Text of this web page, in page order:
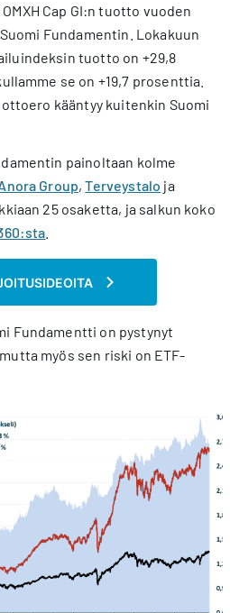
Cap GI:n tuotto vuoden
Fundamentin. Lokakuun
tuotto on +29,8
se on +19,7 prosenttia.
kääntyy kuitenkin Suomi
painoltaan kolme
Group,Terveystalo ja
25 osaketta, ja salkun koko
Fundamentti on pystynyt
myös sen riski on ETF-